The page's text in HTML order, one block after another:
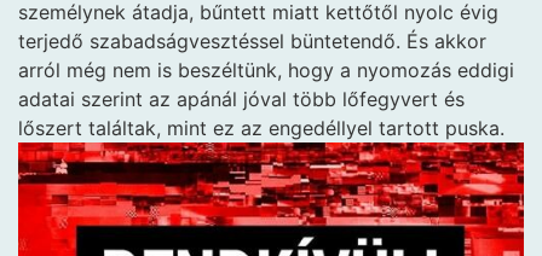
személynek átadja, bűntett miatt kettőtől nyolc évig
terjedő szabadságvesztéssel büntetendő. És akkor
arról még nem is beszéltünk, hogy a nyomozás eddigi
adatai szerint az apánál jóval több lőfegyvert és
lőszert találtak, mint ez az engedéllyel tartott puska.